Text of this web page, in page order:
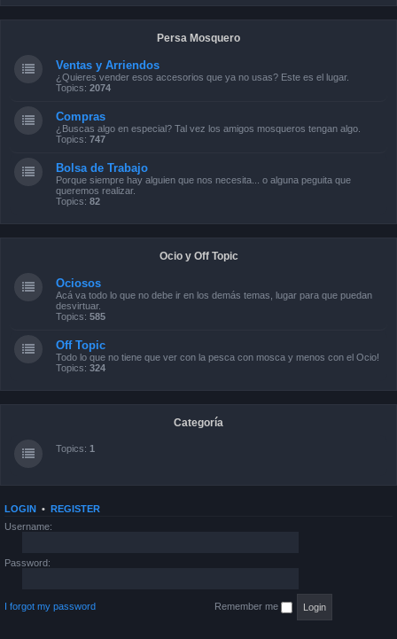
Persa Mosquero
Ventas y Arriendos
¿Quieres vender esos accesorios que ya no usas? Este es el lugar.
Topics: 2074
Compras
¿Buscas algo en especial? Tal vez los amigos mosqueros tengan algo.
Topics: 747
Bolsa de Trabajo
Porque siempre hay alguien que nos necesita... o alguna peguita que
queremos realizar.
Topics: 82
Ocio y Off Topic
Ociosos
Acá va todo lo que no debe ir en los demás temas, lugar para que puedan
desvirtuar.
Topics: 585
Off Topic
Todo lo que no tiene que ver con la pesca con mosca y menos con el Ocio!
Topics: 324
Categoría
Topics: 1
LOGIN • REGISTER
Username:
Password:
I forgot my password Remember me